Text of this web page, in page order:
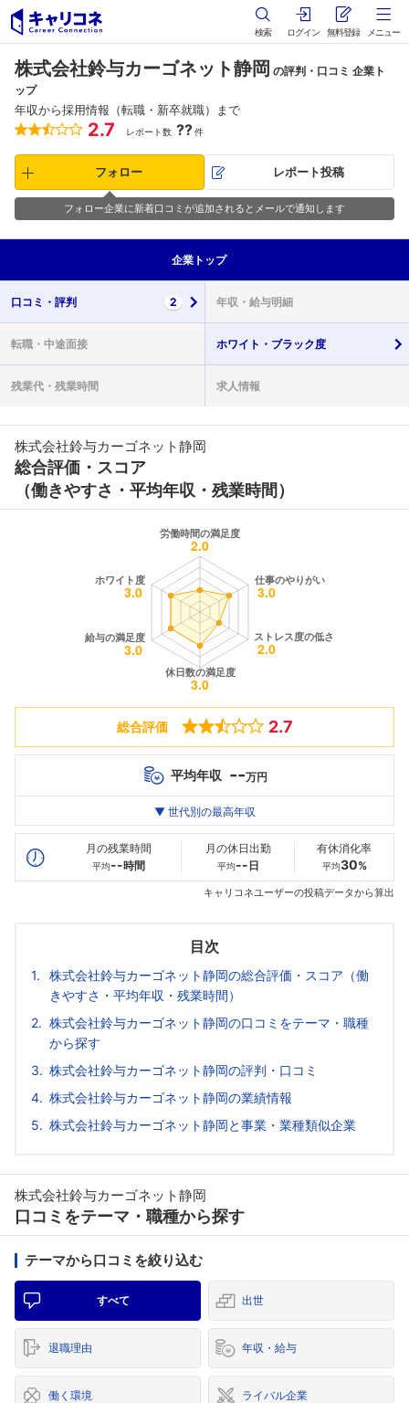
検索 ログイン 無料登録 メニュー
株式会社鈴与カーゴネット静岡 の評判・口コミ 企業ト
ップ
年収から採用情報（転職・新卒就職）まで
2.7 レポート数 ??件
フォロー レポート投稿
フォロー企業に新着口コミが追加されるとメールで通知します
企業 トップ
口コミ・ 評判 2 年収・ 給与明細
転職・ 中途面接 ホワイト・ ブラック度
残業代・ 残業時間 求人情報
株式会社鈴与カーゴネット静岡
総合評価・スコア
（働きやすさ・平均年収・残業時間）
総合評価 2.7
平均年収 --万円
最高年収
20代
--万
30代
--万
--万
▼ 世代別の最高年収
月の残業時間
平均--時間
月の休日出勤
平均-- 日
有休消化率
平均30%
キャリコネユーザーの投稿データから算出
目次
株式会社鈴与カーゴネット静岡の総合評価・スコア（働
きやすさ・平均年収・残業時間）
株式会社鈴与カーゴネット静岡の口コミをテーマ・職種
から探す
株式会社鈴与カーゴネット静岡の評判・口コミ
株式会社鈴与カーゴネット静岡の業績情報
株式会社鈴与カーゴネット静岡と事業・業種類似企業
株式会社鈴与カーゴネット静岡
口コミをテーマ・職種から探す
テーマから口コミを絞り込む
すべて 出世
退職理由 年収・給与
働く環境 ライバル企業